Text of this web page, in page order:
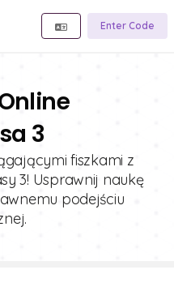
Enter Code
3
fiszkami z
3! Usprawnij naukę
podejściu